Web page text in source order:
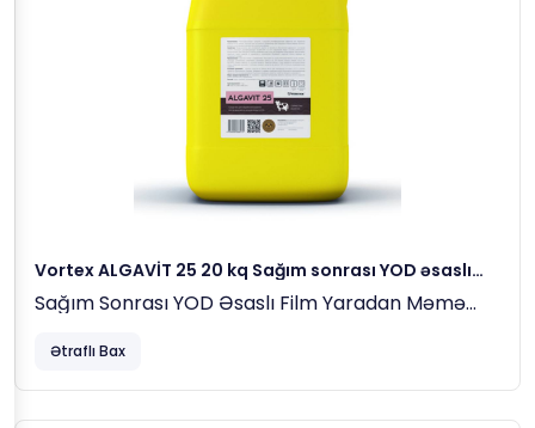
Vortex ALGAVİT 25 20 kq Sağım sonrası YOD əsaslı
film yaradan məmə dezinfeksiya edici maddə
Sağım Sonrası YOD Əsaslı Film Yaradan Məmə
Ətraflı Bax